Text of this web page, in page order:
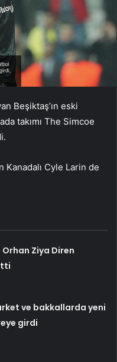
Beşiktaş’ın eski
takımı The Simcoe
Kanadalı Cyle Larin de
Orhan Ziya Diren
ve bakkallarda yeni
girdi